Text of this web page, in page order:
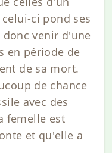
ci pond ses
donc venir d'une
en période de
de sa mort.
de chance
avec des
femelle est
et qu'elle a